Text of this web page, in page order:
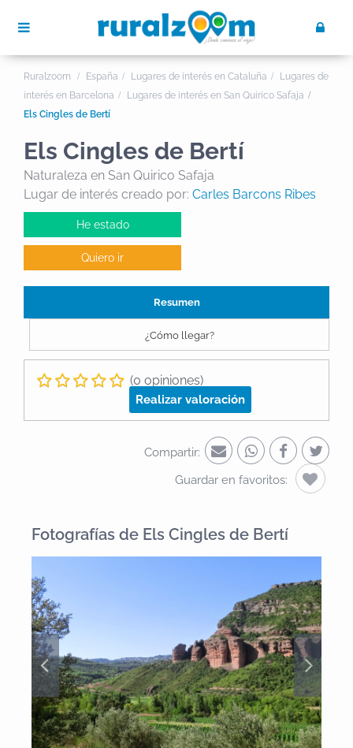
Ruralzoom España Lugares de interés en Cataluña
Lugares de
interés en Barcelona
Lugares de interés en San Quirico Safaja
Els Cingles de Bertí
Els Cingles de Bertí
Naturaleza en San Quirico Safaja
Lugar de interés creado por: Carles Barcons Ribes
He estado
Quiero ir
Resumen
¿Cómo llegar?
(0 opiniones)
Realizar valoración
Compartir:
Guardar en favoritos:
Fotografías de Els Cingles de Bertí